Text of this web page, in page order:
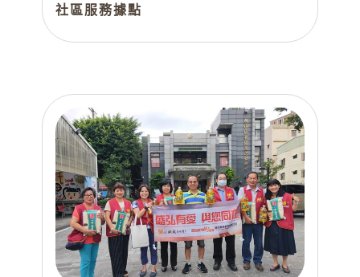
社區服務據點